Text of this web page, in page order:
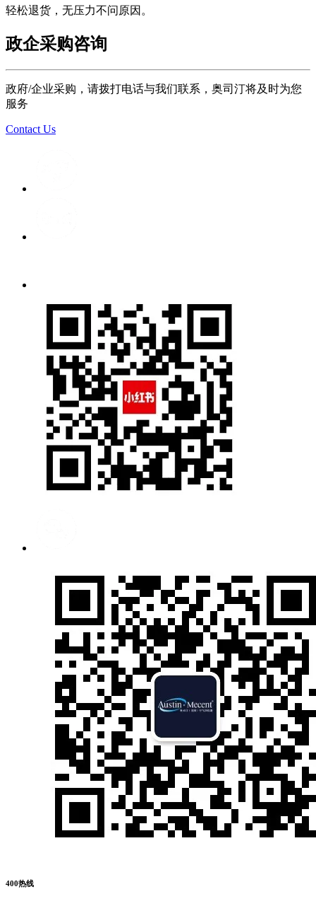
轻松退货，无压力不问原因。
政企采购咨询
政府/企业采购，请拨打电话与我们联系，奥司汀将及时为您
服务
Contact Us
400热线